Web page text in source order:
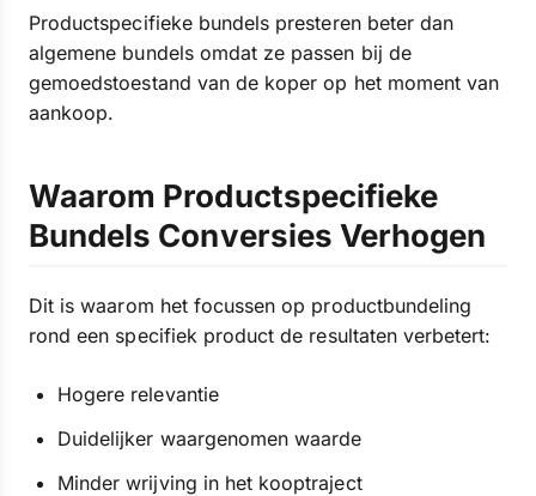
Productspecifieke bundels presteren beter dan
algemene bundels omdat ze passen bij de
gemoedstoestand van de koper op het moment van
aankoop.
Waarom Productspecifieke
Bundels Conversies Verhogen
Dit is waarom het focussen op productbundeling
rond een specifiek product de resultaten verbetert:
Hogere relevantie
Duidelijker waargenomen waarde
Minder wrijving in het kooptraject